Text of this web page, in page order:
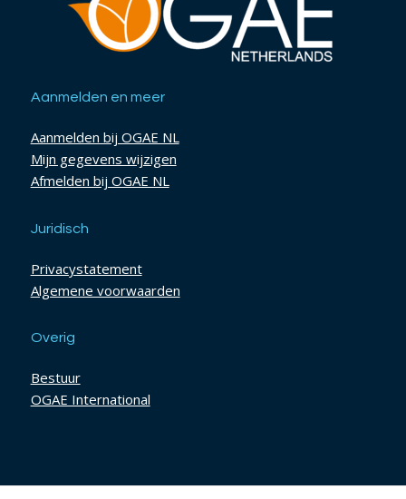
Aanmelden en meer
Aanmelden bij OGAE NL
Mijn gegevens wijzigen
Afmelden bij OGAE NL
Juridisch
Privacystatement
Algemene voorwaarden
Overig
Bestuur
OGAE International